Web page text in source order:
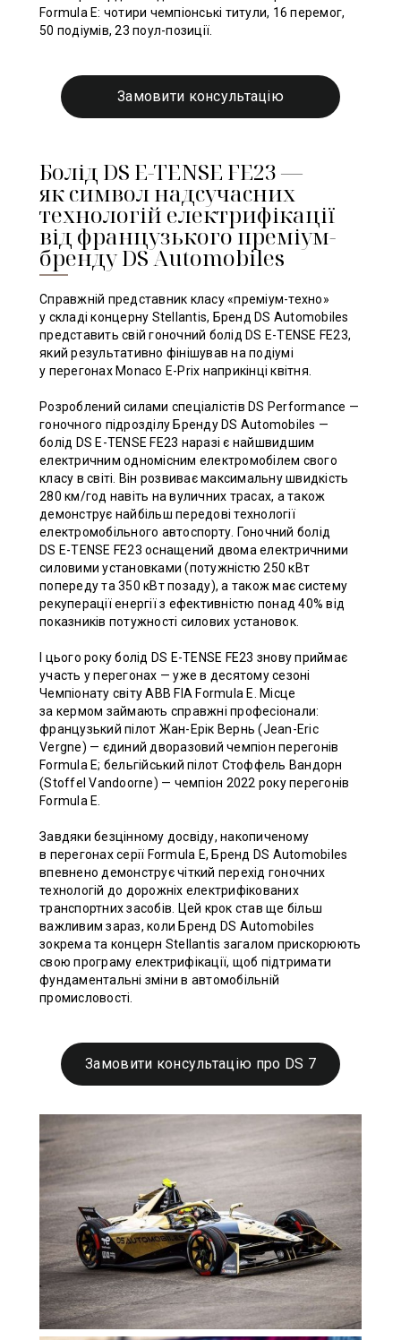
Formula E: чотири чемпіонські титули, 16 перемог,
50 подіумів, 23 поул-позиції.
Замовити консультацію
Болід DS E-TENSE FE23 —
як символ надсучасних
технологій електрифікації
від французького преміум-
бренду DS Automobiles
Справжній представник класу «преміум-техно»
у складі концерну Stellantis, Бренд DS Automobiles
представить свій гоночний болід DS E-TENSE FE23,
який результативно фінішував на подіумі
у перегонах Monaco E-Prix наприкінці квітня.
Розроблений силами спеціалістів DS Performance —
гоночного підрозділу Бренду DS Automobiles —
болід DS E-TENSE FE23 наразі є найшвидшим
електричним одномісним електромобілем свого
класу в світі. Він розвиває максимальну швидкість
280 км/год навіть на вуличних трасах, а також
демонструє найбільш передові технології
електромобільного автоспорту. Гоночний болід
DS E-TENSE FE23 оснащений двома електричними
силовими установками (потужністю 250 кВт
попереду та 350 кВт позаду), а також має систему
рекуперації енергії з ефективністю понад 40% від
показників потужності силових установок.
І цього року болід DS E-TENSE FE23 знову приймає
участь у перегонах — уже в десятому сезоні
Чемпіонату світу ABB FIA Formula E. Місце
за кермом займають справжні професіонали:
французький пілот Жан-Ерік Вернь (Jean-Eric
Vergne) — єдиний дворазовий чемпіон перегонів
Formula E; бельгійський пілот Стоффель Вандорн
(Stoffel Vandoorne) — чемпіон 2022 року перегонів
Formula E.
Завдяки безцінному досвіду, накопиченому
в перегонах серії Formula E, Бренд DS Automobiles
впевнено демонструє чіткий перехід гоночних
технологій до дорожніх електрифікованих
транспортних засобів. Цей крок став ще більш
важливим зараз, коли Бренд DS Automobiles
зокрема та концерн Stellantis загалом прискорюють
свою програму електрифікації, щоб підтримати
фундаментальні зміни в автомобільній
промисловості.
Замовити консультацію про DS 7